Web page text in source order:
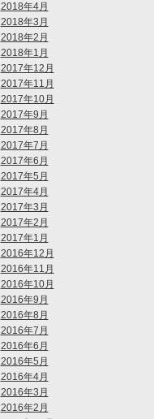
2018年4月
2018年3月
2018年2月
2018年1月
2017年12月
2017年11月
2017年10月
2017年9月
2017年8月
2017年7月
2017年6月
2017年5月
2017年4月
2017年3月
2017年2月
2017年1月
2016年12月
2016年11月
2016年10月
2016年9月
2016年8月
2016年7月
2016年6月
2016年5月
2016年4月
2016年3月
2016年2月